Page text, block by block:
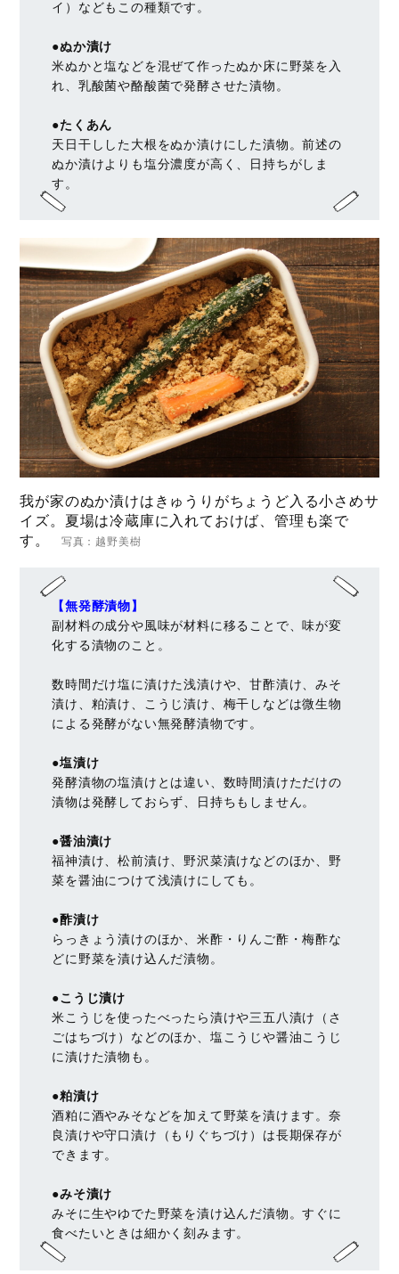
イ）などもこの種類です。
●ぬか漬け
米ぬかと塩などを混ぜて作ったぬか床に野菜を入
れ、乳酸菌や酪酸菌で発酵させた漬物。
●たくあん
天日干しした大根をぬか漬けにした漬物。前述の
ぬか漬けよりも塩分濃度が高く、日持ちがしま
す。
我が家のぬか漬けはきゅうりがちょうど入る小さめサ
イズ。夏場は冷蔵庫に入れておけば、管理も楽で
す。
写真：越野美樹
【無発酵漬物】
副材料の成分や風味が材料に移ることで、味が変
化する漬物のこと。
数時間だけ塩に漬けた浅漬けや、甘酢漬け、みそ
漬け、粕漬け、こうじ漬け、梅干しなどは微生物
による発酵がない無発酵漬物です。
●塩漬け
発酵漬物の塩漬けとは違い、数時間漬けただけの
漬物は発酵しておらず、日持ちもしません。
●醤油漬け
福神漬け、松前漬け、野沢菜漬けなどのほか、野
菜を醤油につけて浅漬けにしても。
●酢漬け
らっきょう漬けのほか、米酢・りんご酢・梅酢な
どに野菜を漬け込んだ漬物。
●こうじ漬け
米こうじを使ったべったら漬けや三五八漬け（さ
ごはちづけ）などのほか、塩こうじや醤油こうじ
に漬けた漬物も。
●粕漬け
酒粕に酒やみそなどを加えて野菜を漬けます。奈
良漬けや守口漬け（もりぐちづけ）は長期保存が
できます。
●みそ漬け
みそに生やゆでた野菜を漬け込んだ漬物。すぐに
食べたいときは細かく刻みます。